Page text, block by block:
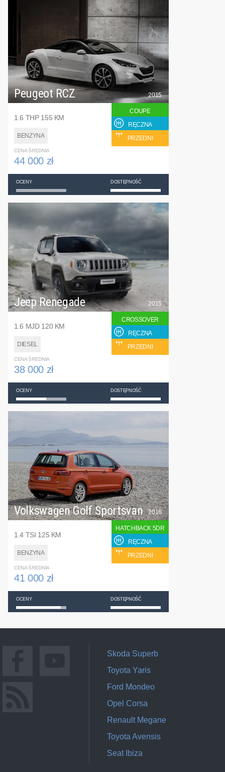
Peugeot RCZ
1.6 THP 155 KM
BENZYNA
2015
COUPE
RĘCZNA
PRZEDNI
CENA ŚREDNIA
44 000 zł
OCENY DOSTĘPNOŚĆ
Jeep Renegade
1.6 MJD 120 KM
DIESEL
2015
CROSSOVER
RĘCZNA
PRZEDNI
CENA ŚREDNIA
38 000 zł
OCENY DOSTĘPNOŚĆ
Volkswagen Golf Sportsvan
1.4 TSI 125 KM
BENZYNA
2016
HATCHBACK 5DR
RĘCZNA
PRZEDNI
CENA ŚREDNIA
41 000 zł
OCENY DOSTĘPNOŚĆ
Skoda Superb
Toyota Yaris
Ford Mondeo
Opel Corsa
Renault Megane
Toyota Avensis
Seat Ibiza